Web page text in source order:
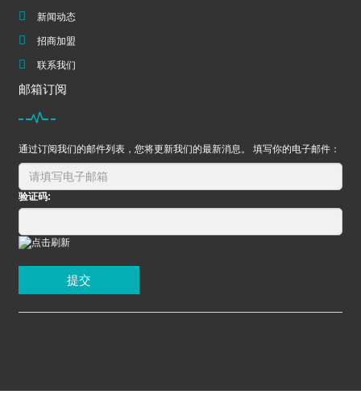
新闻动态
招商加盟
联系我们
邮箱订阅
通过订阅我们的邮件列表，您将更新我们的最新消息。 填写你的电子邮件：
验证码:
提交